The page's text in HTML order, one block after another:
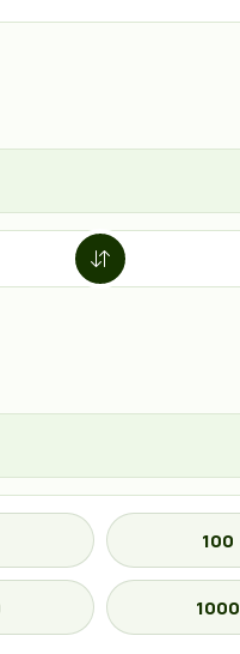
100
1000